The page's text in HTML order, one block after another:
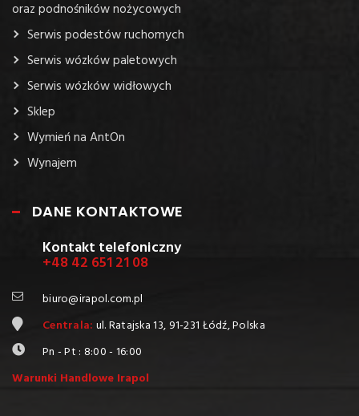
oraz podnośników nożycowych
Serwis podestów ruchomych
Serwis wózków paletowych
Serwis wózków widłowych
Sklep
Wymień na AntOn
Wynajem
DANE KONTAKTOWE
Kontakt telefoniczny
+48 42 651 21 08
biuro@irapol.com.pl
Centrala: ul. Ratajska 13, 91-231 Łódź, Polska
Pn - Pt : 8:00 - 16:00
Warunki Handlowe Irapol